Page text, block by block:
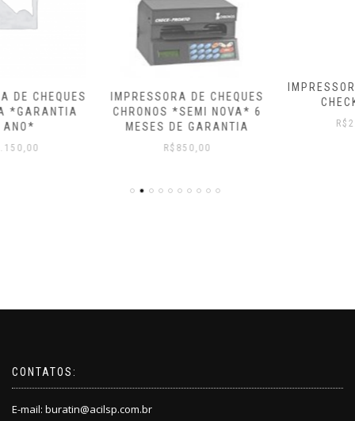
IMPRESSORA DE CHEQUES
CHRONOS *SEMI NOVA* 6
MESES DE GARANTIA
IMPRESSORA DE CHEQUES
CHECKPRINTER
R$
CONTATOS:
E-mail: buratin@acilsp.com.br